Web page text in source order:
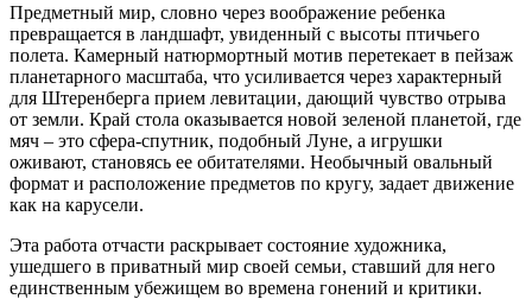
Предметный мир, словно через воображение ребенка
превращается в ландшафт, увиденный с высоты птичьего
полета. Камерный натюрмортный мотив перетекает в пейзаж
планетарного масштаба, что усиливается через характерный
для Штеренберга прием левитации, дающий чувство отрыва
от земли. Край стола оказывается новой зеленой планетой, где
мяч – это сфера-спутник, подобный Луне, а игрушки
оживают, становясь ее обитателями. Необычный овальный
формат и расположение предметов по кругу, задает движение
как на карусели.
Эта работа отчасти раскрывает состояние художника,
ушедшего в приватный мир своей семьи, ставший для него
единственным убежищем во времена гонений и критики.